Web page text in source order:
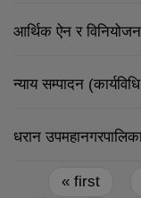
आर्थिक ऐन र
न्याय सम्पादन
धरान
Pages
« first